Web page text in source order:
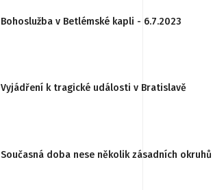
Bohoslužba v Betlémské kapli - 6.7.2023
Vyjádření k tragické události v Bratislavě
Současná doba nese několik zásadních